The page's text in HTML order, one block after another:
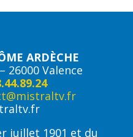
ARDÈCHE
26000 Valence
juillet 1901 et du